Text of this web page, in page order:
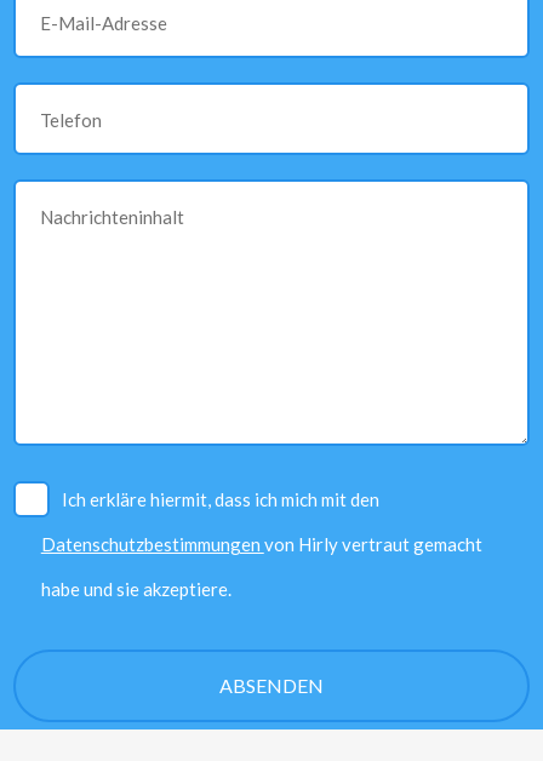
E-Mail-Adresse
Telefon
Nachrichteninhalt
Ich erkläre hiermit, dass ich mich mit den
Datenschutzbestimmungen von Hirly vertraut gemacht
habe und sie akzeptiere.